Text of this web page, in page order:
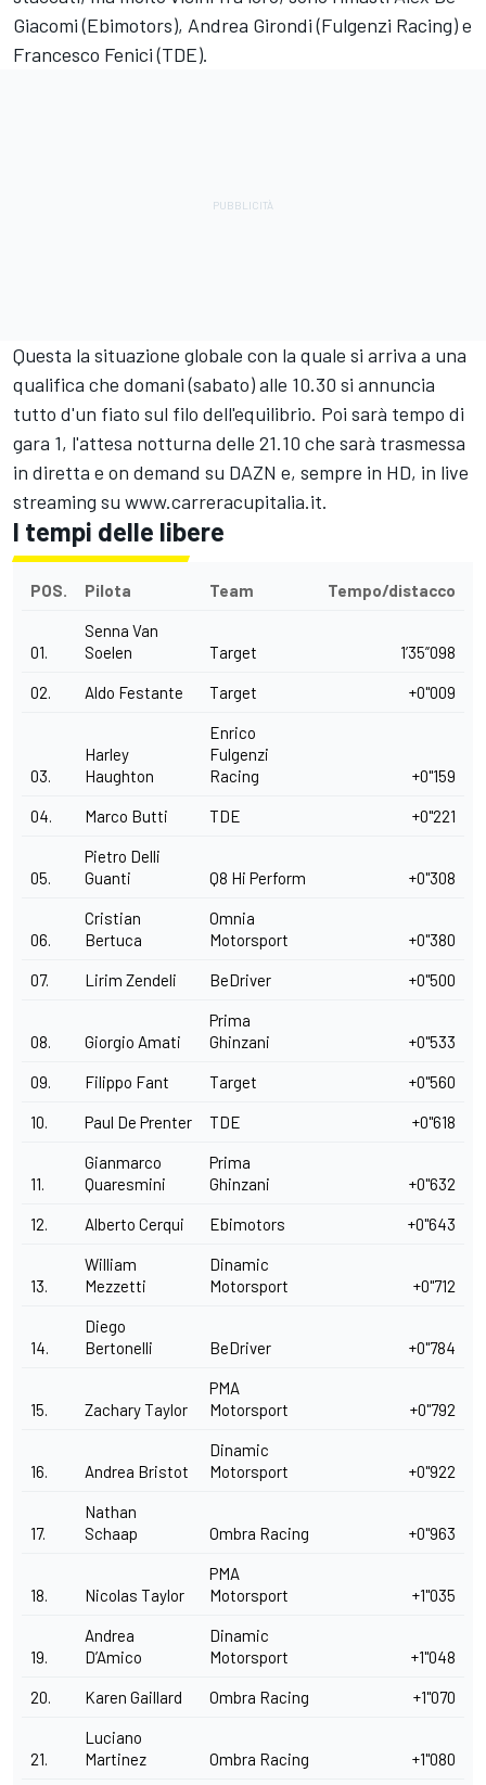
Giacomi (Ebimotors), Andrea Girondi (Fulgenzi Racing) e
Francesco Fenici (TDE).
Questa la situazione globale con la quale si arriva a una
qualifica che domani (sabato) alle 10.30 si annuncia
tutto d'un fiato sul filo dell'equilibrio. Poi sarà tempo di
gara 1, l'attesa notturna delle 21.10 che sarà trasmessa
in diretta e on demand su DAZN e, sempre in HD, in live
streaming su www.carreracupitalia.it.
I tempi delle libere
POS. Pilota Team Tempo/distacco
01.
Senna Van
Soelen
Target 1’35”098
02. Aldo Festante Target +0"009
03.
Harley
Haughton
Enrico
Fulgenzi
Racing
+0"159
04. Marco Butti TDE +0"221
05.
Pietro Delli
Guanti
Q8 Hi Perform +0"308
06.
Cristian
Bertuca
Omnia
Motorsport
+0"380
07. Lirim Zendeli BeDriver +0"500
08. Giorgio Amati
Prima
Ghinzani
+0"533
09. Filippo Fant Target +0"560
10. Paul De Prenter TDE +0"618
11.
Gianmarco
Quaresmini
Prima
Ghinzani
+0"632
12. Alberto Cerqui Ebimotors +0"643
13.
William
Mezzetti
Dinamic
Motorsport
+0"712
14.
Diego
Bertonelli
BeDriver +0"784
15. Zachary Taylor
PMA
Motorsport
+0"792
16. Andrea Bristot
Dinamic
Motorsport
+0"922
17.
Nathan
Schaap
Ombra Racing +0"963
18. Nicolas Taylor
PMA
Motorsport
+1"035
19.
Andrea
D’Amico
Dinamic
Motorsport
+1"048
20. Karen Gaillard Ombra Racing +1"070
21.
Luciano
Martinez
Ombra Racing +1"080